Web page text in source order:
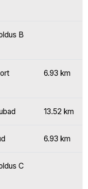
B
6.93 km
13.52 km
6.93 km
C